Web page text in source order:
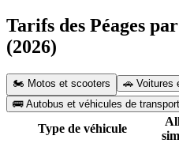
Tarifs des Péages
(2026)
🏍️ Motos et scooters
🚗
🚌 Autobus et véhicules de transport
Type de véhicule